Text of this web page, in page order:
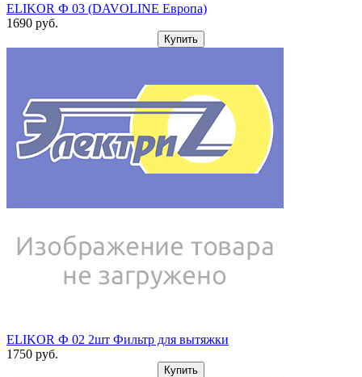
ELIKOR Ф 03 (DAVOLINE Европа)
1690 pуб.
Купить
ELIKOR Ф 02 2шт Фильтр для вытяжки
1750 pуб.
Купить